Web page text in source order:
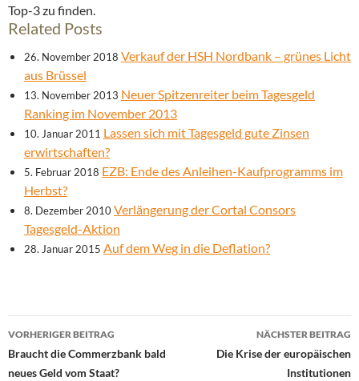
Top-3 zu finden.
Related Posts
26. November 2018 Verkauf der HSH Nordbank – grünes Licht
aus Brüssel
13. November 2013 Neuer Spitzenreiter beim Tagesgeld
Ranking im November 2013
10. Januar 2011 Lassen sich mit Tagesgeld gute Zinsen
erwirtschaften?
5. Februar 2018 EZB: Ende des Anleihen-Kaufprogramms im
Herbst?
8. Dezember 2010Verlängerung der Cortal Consors
Tagesgeld-Aktion
28. Januar 2015 Auf dem Weg in die Deflation?
Beitrags-
Navigation
VORHERIGER BEITRAG
Braucht die Commerzbank bald
neues Geld vom Staat?
NÄCHSTER BEITRAG
Die Krise der europäischen
Institutionen